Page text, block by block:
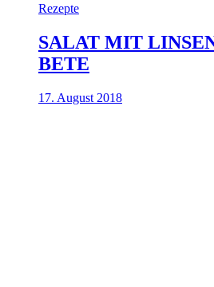
Rezepte
SALAT MIT
BETE
17. August 2018